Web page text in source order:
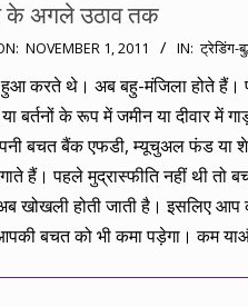
के अगले उठाव तक
NOVEMBER 1, 2011 IN: ट्रेडिंग-
करते थे। अब बहु-मंजिला होते हैं।
बर्तनों के रूप में जमीन या दीवार में
बचत बैंक एफडी, म्यूचुअल फंड या
हैं। पहले मुद्रास्फीति नहीं थी तो
खोखली होती जाती है। इसलिए
आपकी बचत को भी कमा पड़ेगा। कम